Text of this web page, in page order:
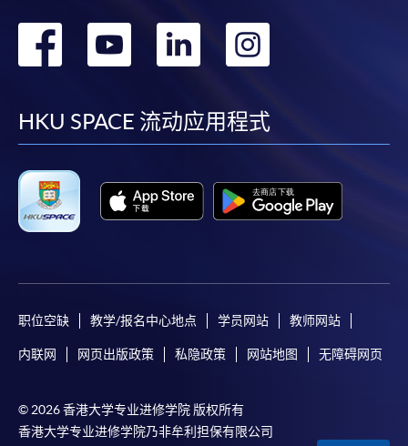
转
facebook
转
youtube
转
linkedin
转
HKU SPACE 流动应用程式
职位空缺 教学/报名中心地点 学员网站 教师网站
内联网 网页出版政策 私隐政策 网站地图 无障碍网页
© 2026 香港大学专业进修学院 版权所有
香港大学专业进修学院乃非牟利担保有限公司